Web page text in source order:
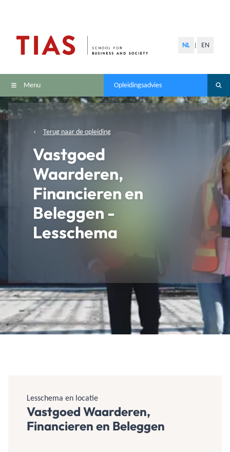
NL EN
Menu Opleidingsadvies
Terug naar de opleiding
Vastgoed
Waarderen,
Financieren en
Beleggen -
Lesschema
Lesschema en locatie
Vastgoed Waarderen,
Financieren en Beleggen